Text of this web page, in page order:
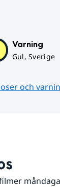
Varning
Gul, Sverige
och